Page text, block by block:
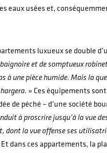
eaux usées et,
luxueux se double
et de somptueux
à une pièce humide. Mais la
» Ces équipements
de péché – d’une société
à proscrire jusqu’à la vue
dont la vue offense ses
dans ces appartements, la